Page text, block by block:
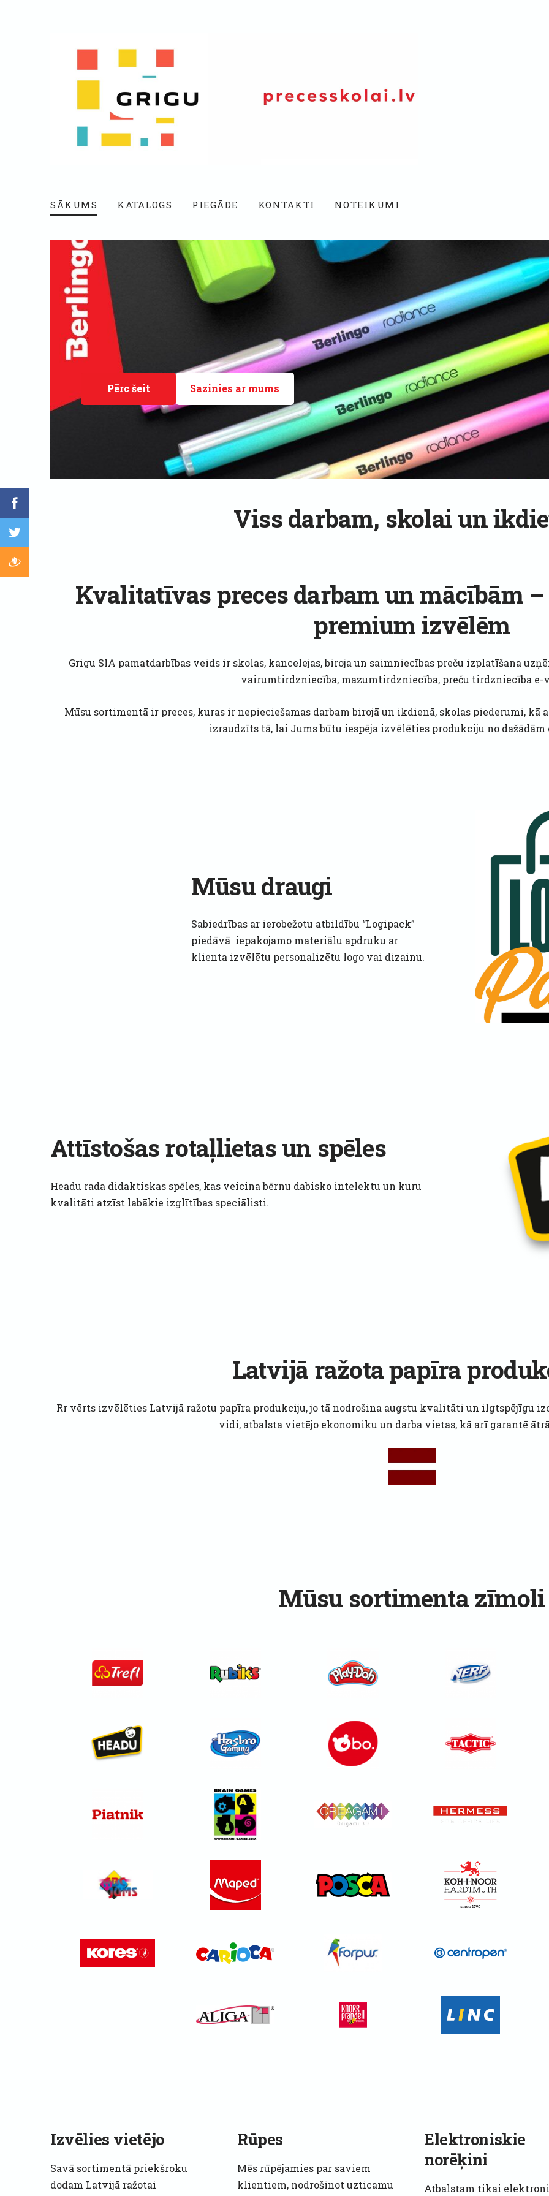
SĀKUMS KATALOGS PIEGĀDE KONTAKTI NOTEIKUMI
​Pērc šeit​ ​Sazinies ar mums​
Viss darbam, skolai un
Kvalitatīvas preces darbam un mācībām
premium izvēlēm
Grigu SIA pamatdarbības veids ir skolas, kancelejas, biroja un saimniecības preču izplatīšana
vairumtirdzniecība, mazumtirdzniecība, preču tirdzniecība e-
Mūsu sortimentā ir preces, kuras ir nepieciešamas darbam birojā un ikdienā, skolas piederumi, kā
izraudzīts tā, lai Jums būtu iespēja izvēlēties produkciju no dažādām
Mūsu draugi
Sabiedrības ar ierobežotu atbildību “Logipack”
piedāvā iepakojamo materiālu apdruku ar
klienta izvēlētu personalizētu logo vai dizainu.
Attīstošas rotaļlietas un spēles
Headu rada didaktiskas spēles, kas veicina bērnu dabisko intelektu un kuru
kvalitāti atzīst labākie izglītības speciālisti.
Latvijā ražota papīra
Rr vērts izvēlēties Latvijā ražotu papīra produkciju, jo tā nodrošina augstu kvalitāti un ilgtspējīgu
vidi, atbalsta vietējo ekonomiku un darba vietas, kā arī garantē
Mūsu sortimenta zīmoli
Izvēlies vietējo
Savā sortimentā priekšroku
dodam Latvijā ražotai
Rūpes
Mēs rūpējamies par saviem
klientiem, nodrošinot uzticamu
Elektroniskie
norēķini
Atbalstam tikai